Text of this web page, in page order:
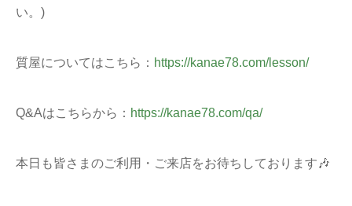
い。)
質屋についてはこちら： https://kanae78.com/lesson/
Q&Aはこちらから： https://kanae78.com/qa/
本日も皆さまのご利用・ご来店をお待ちしております🎶